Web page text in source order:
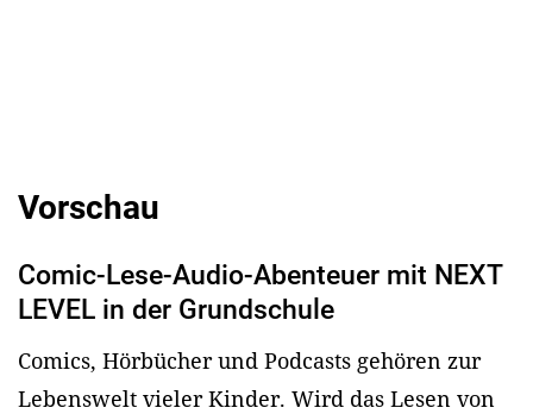
Vorschau
Comic-Lese-Audio-Abenteuer mit NEXT
LEVEL in der Grundschule
Comics, Hörbücher und Podcasts gehören zur
Lebenswelt vieler Kinder. Wird das Lesen von